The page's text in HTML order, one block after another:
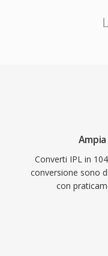
Converti IPL in
conversione sono
con